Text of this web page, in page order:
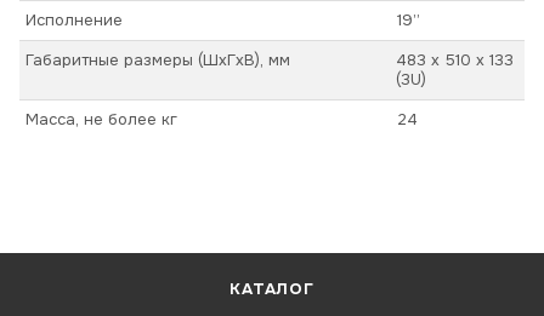
Исполнение
19”
Габаритные размеры (ШхГхВ), мм
483 х 510 х 133
(3U)
Масса, не более кг
24
КАТАЛОГ